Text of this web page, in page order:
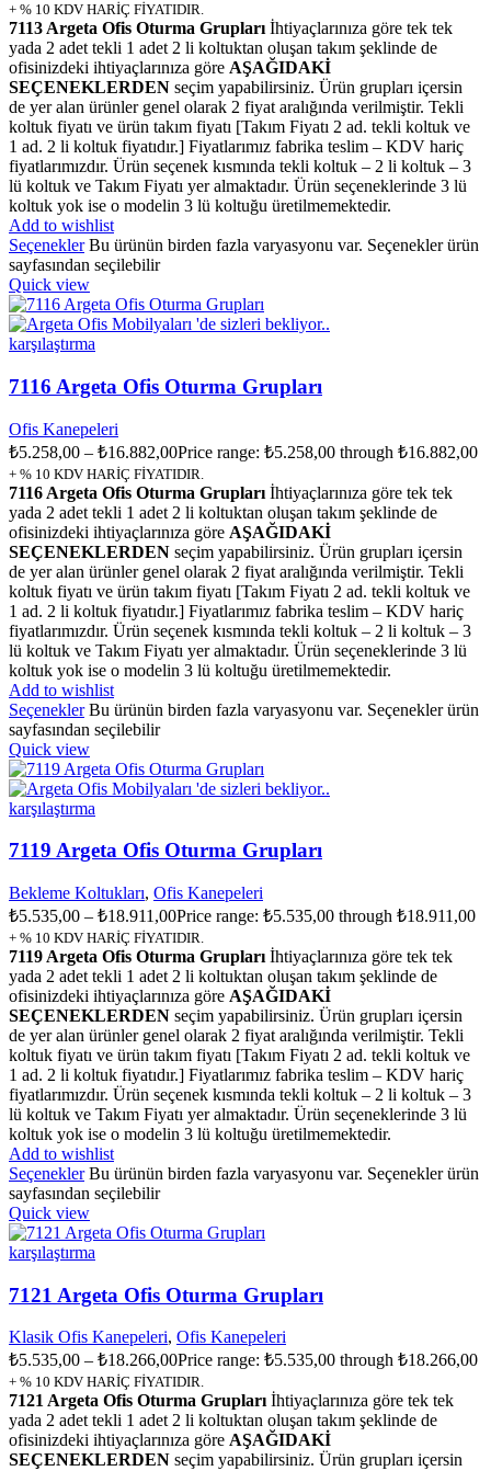
+ % 10 KDV HARİÇ FİYATIDIR.
7113 Argeta Ofis Oturma Grupları İhtiyaçlarınıza göre tek tek
yada 2 adet tekli 1 adet 2 li koltuktan oluşan takım şeklinde de
ofisinizdeki ihtiyaçlarınıza göre AŞAĞIDAKİ
SEÇENEKLERDEN seçim yapabilirsiniz. Ürün grupları içersin
de yer alan ürünler genel olarak 2 fiyat aralığında verilmiştir. Tekli
koltuk fiyatı ve ürün takım fiyatı [Takım Fiyatı 2 ad. tekli koltuk ve
1 ad. 2 li koltuk fiyatıdır.] Fiyatlarımız fabrika teslim – KDV hariç
fiyatlarımızdır. Ürün seçenek kısmında tekli koltuk – 2 li koltuk – 3
lü koltuk ve Takım Fiyatı yer almaktadır. Ürün seçeneklerinde 3 lü
koltuk yok ise o modelin 3 lü koltuğu üretilmemektedir.
Add to wishlist
Seçenekler Bu ürünün birden fazla varyasyonu var. Seçenekler ürün
sayfasından seçilebilir
Quick view
karşılaştırma
7116 Argeta Ofis Oturma Grupları
Ofis Kanepeleri
₺5.258,00 – ₺16.882,00Price range: ₺5.258,00 through ₺16.882,00
+ % 10 KDV HARİÇ FİYATIDIR.
7116 Argeta Ofis Oturma Grupları İhtiyaçlarınıza göre tek tek
yada 2 adet tekli 1 adet 2 li koltuktan oluşan takım şeklinde de
ofisinizdeki ihtiyaçlarınıza göre AŞAĞIDAKİ
SEÇENEKLERDEN seçim yapabilirsiniz. Ürün grupları içersin
de yer alan ürünler genel olarak 2 fiyat aralığında verilmiştir. Tekli
koltuk fiyatı ve ürün takım fiyatı [Takım Fiyatı 2 ad. tekli koltuk ve
1 ad. 2 li koltuk fiyatıdır.] Fiyatlarımız fabrika teslim – KDV hariç
fiyatlarımızdır. Ürün seçenek kısmında tekli koltuk – 2 li koltuk – 3
lü koltuk ve Takım Fiyatı yer almaktadır. Ürün seçeneklerinde 3 lü
koltuk yok ise o modelin 3 lü koltuğu üretilmemektedir.
Add to wishlist
Seçenekler Bu ürünün birden fazla varyasyonu var. Seçenekler ürün
sayfasından seçilebilir
Quick view
karşılaştırma
7119 Argeta Ofis Oturma Grupları
Bekleme Koltukları, Ofis Kanepeleri
₺5.535,00 – ₺18.911,00Price range: ₺5.535,00 through ₺18.911,00
+ % 10 KDV HARİÇ FİYATIDIR.
7119 Argeta Ofis Oturma Grupları İhtiyaçlarınıza göre tek tek
yada 2 adet tekli 1 adet 2 li koltuktan oluşan takım şeklinde de
ofisinizdeki ihtiyaçlarınıza göre AŞAĞIDAKİ
SEÇENEKLERDEN seçim yapabilirsiniz. Ürün grupları içersin
de yer alan ürünler genel olarak 2 fiyat aralığında verilmiştir. Tekli
koltuk fiyatı ve ürün takım fiyatı [Takım Fiyatı 2 ad. tekli koltuk ve
1 ad. 2 li koltuk fiyatıdır.] Fiyatlarımız fabrika teslim – KDV hariç
fiyatlarımızdır. Ürün seçenek kısmında tekli koltuk – 2 li koltuk – 3
lü koltuk ve Takım Fiyatı yer almaktadır. Ürün seçeneklerinde 3 lü
koltuk yok ise o modelin 3 lü koltuğu üretilmemektedir.
Add to wishlist
Seçenekler Bu ürünün birden fazla varyasyonu var. Seçenekler ürün
sayfasından seçilebilir
Quick view
karşılaştırma
7121 Argeta Ofis Oturma Grupları
Klasik Ofis Kanepeleri, Ofis Kanepeleri
₺5.535,00 – ₺18.266,00Price range: ₺5.535,00 through ₺18.266,00
+ % 10 KDV HARİÇ FİYATIDIR.
7121 Argeta Ofis Oturma Gruplarıİhtiyaçlarınıza göre tek tek
yada 2 adet tekli 1 adet 2 li koltuktan oluşan takım şeklinde de
ofisinizdeki ihtiyaçlarınıza göre AŞAĞIDAKİ
SEÇENEKLERDEN seçim yapabilirsiniz. Ürün grupları içersin